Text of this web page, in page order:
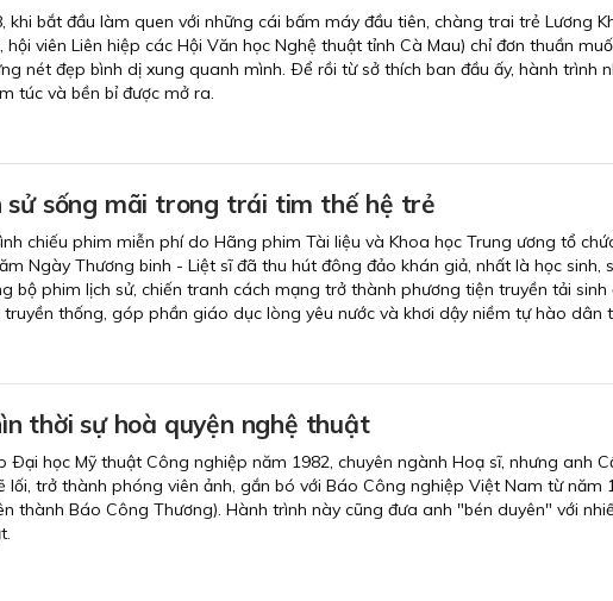
khi bắt đầu làm quen với những cái bấm máy đầu tiên, chàng trai trẻ Lương
hội viên Liên hiệp các Hội Văn học Nghệ thuật tỉnh Cà Mau) chỉ đơn thuần
nét đẹp bình dị xung quanh mình. Ðể rồi từ sở thích ban đầu ấy, hành trình
túc và bền bỉ được mở ra.
sử sống mãi trong trái tim thế hệ trẻ
chiếu phim miễn phí do Hãng phim Tài liệu và Khoa học Trung ương tổ
Ngày Thương binh - Liệt sĩ đã thu hút đông đảo khán giả, nhất là học sinh,
bộ phim lịch sử, chiến tranh cách mạng trở thành phương tiện truyền tải sinh
thống, góp phần giáo dục lòng yêu nước và khơi dậy niềm tự hào dân
thời sự hoà quyện nghệ thuật
Ðại học Mỹ thuật Công nghiệp năm 1982, chuyên ngành Hoạ sĩ, nhưng anh
lối, trở thành phóng viên ảnh, gắn bó với Báo Công nghiệp Việt Nam từ năm
thành Báo Công Thương). Hành trình này cũng đưa anh "bén duyên" với